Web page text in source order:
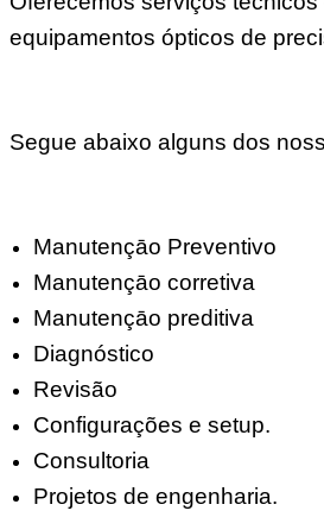
equipamentos ópticos de
Segue abaixo alguns dos
Manutençāo Preventivo
Manutençāo corretiva
Manutençāo preditiva
Diagnóstico
Revisão
Configurações e setup.
Consultoria
Projetos de engenharia.